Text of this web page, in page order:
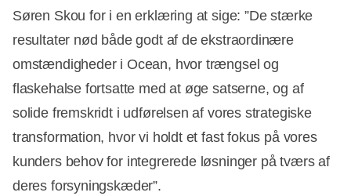
Søren Skou for i en erklæring at sige: ”De stærke
resultater nød både godt af de ekstraordinære
omstændigheder i Ocean, hvor trængsel og
flaskehalse fortsatte med at øge satserne, og af
solide fremskridt i udførelsen af vores strategiske
transformation, hvor vi holdt et fast fokus på vores
kunders behov for integrerede løsninger på tværs af
deres forsyningskæder”.